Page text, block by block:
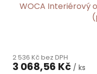
WOCA Interiérový
2 536 Kč bez DPH
3 068,56 Kč / ks